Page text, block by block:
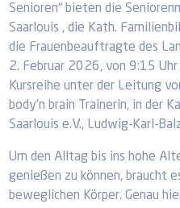
Senioren“ bieten die
Saarlouis , die Kath.
die Frauenbeauftragte des
2. Februar 2026, von 9:15
Kursreihe unter der Leitung
body’n brain Trainerin, in der
Saarlouis e.V., Ludwig-Karl-
Um den Alltag bis ins hohe
genießen zu können, braucht
beweglichen Körper. Genau